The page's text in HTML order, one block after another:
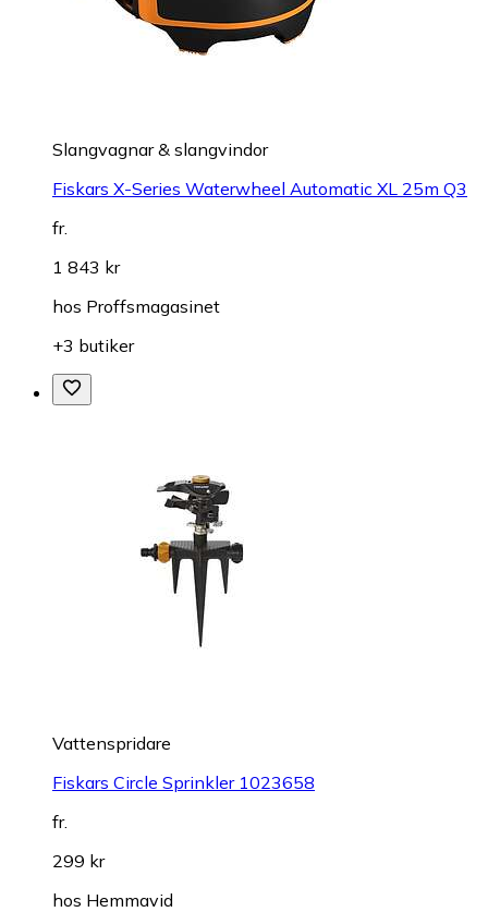
Slangvagnar & slangvindor
Fiskars X-Series Waterwheel Automatic XL 25m Q3
fr.
1 843 kr
hos Proffsmagasinet
+3 butiker
Vattenspridare
Fiskars Circle Sprinkler 1023658
fr.
299 kr
hos Hemmavid